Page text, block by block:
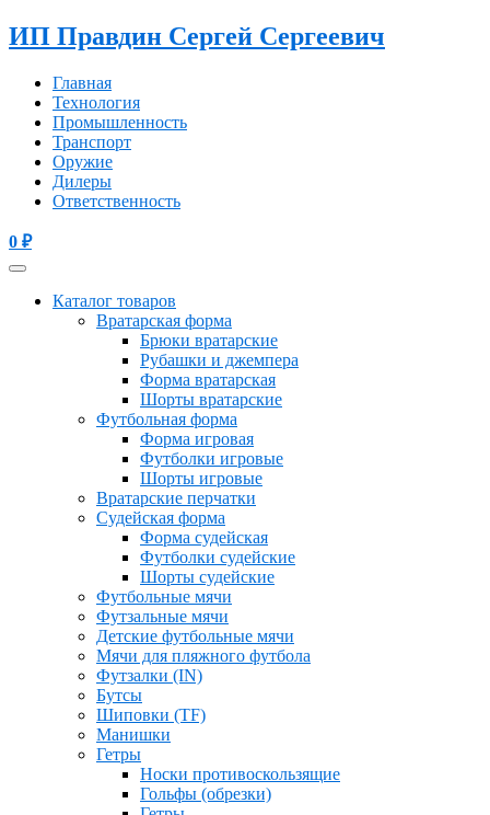
ИП Правдин Сергей Сергеевич
Главная
Технология
Промышленность
Транспорт
Оружие
Дилеры
Ответственность
0 ₽
Каталог товаров
Вратарская форма
Брюки вратарские
Рубашки и джемпера
Форма вратарская
Шорты вратарские
Футбольная форма
Форма игровая
Футболки игровые
Шорты игровые
Вратарские перчатки
Судейская форма
Форма судейская
Футболки судейские
Шорты судейские
Футбольные мячи
Футзальные мячи
Детские футбольные мячи
Мячи для пляжного футбола
Футзалки (IN)
Бутсы
Шиповки (TF)
Манишки
Гетры
Носки противоскользящие
Гольфы (обрезки)